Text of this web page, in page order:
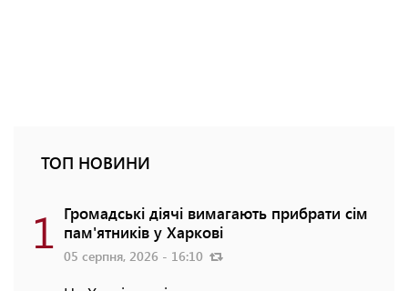
ТОП НОВИНИ
1 Громадські діячі вимагають прибрати сім
пам'ятників у Харкові
05 серпня, 2026 - 16:10